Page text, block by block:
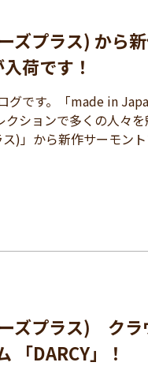
ズプラス) から
荷です！
です。「made in
ションで多くの人々
ス)」から新作サーモン
ズプラス) クラ
「DARCY」！